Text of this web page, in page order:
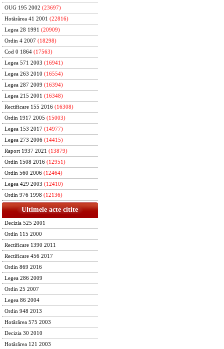
OUG 195 2002 (23697)
Hotărârea 41 2001 (22816)
Legea 28 1991 (20909)
Ordin 4 2007 (18298)
Cod 0 1864 (17563)
Legea 571 2003 (16941)
Legea 263 2010 (16554)
Legea 287 2009 (16394)
Legea 215 2001 (16348)
Rectificare 155 2016 (16308)
Ordin 1917 2005 (15003)
Legea 153 2017 (14977)
Legea 273 2006 (14415)
Raport 1937 2021 (13879)
Ordin 1508 2016 (12951)
Ordin 560 2006 (12464)
Legea 429 2003 (12410)
Ordin 976 1998 (12136)
Ultimele acte citite
Decizia 525 2001
Ordin 115 2000
Rectificare 1390 2011
Rectificare 456 2017
Ordin 869 2016
Legea 286 2009
Ordin 25 2007
Legea 86 2004
Ordin 948 2013
Hotărârea 575 2003
Decizia 30 2010
Hotărârea 121 2003